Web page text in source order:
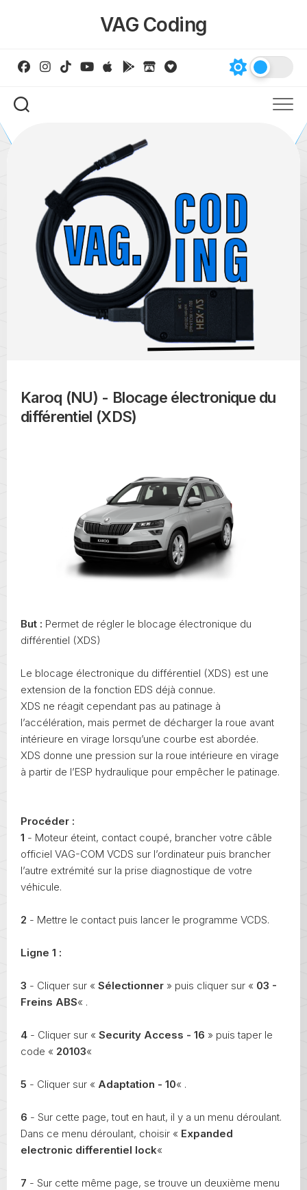
VAG Coding
Karoq (NU) - Blocage électronique du
différentiel (XDS)
But : Permet de régler le blocage électronique du
différentiel (XDS)
Le blocage électronique du différentiel (XDS) est une
extension de la fonction EDS déjà connue.
XDS ne réagit cependant pas au patinage à
l’accélération, mais permet de décharger la roue avant
intérieure en virage lorsqu’une courbe est abordée.
XDS donne une pression sur la roue intérieure en virage
à partir de l’ESP hydraulique pour empêcher le patinage.
Procéder :
1 - Moteur éteint, contact coupé, brancher votre câble
officiel VAG-COM VCDS sur l’ordinateur puis brancher
l’autre extrémité sur la prise diagnostique de votre
véhicule.
2 - Mettre le contact puis lancer le programme VCDS.
Ligne 1 :
3 - Cliquer sur « Sélectionner » puis cliquer sur « 03 -
Freins ABS« .
4 - Cliquer sur « Security Access - 16 » puis taper le
code « 20103«
5 - Cliquer sur « Adaptation - 10« .
6 - Sur cette page, tout en haut, il y a un menu déroulant.
Dans ce menu déroulant, choisir « Expanded
electronic differentiel lock«
7 - Sur cette même page, se trouve un deuxième menu